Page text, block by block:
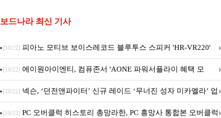
보드나라 최신 기사
[10/22] 피아노 모티브 보이스레코드 블루투스 스피커 'HR-VR220'
출시
[10/22] 에이원아이엔티, 컴퓨존서 'AONE 파워서플라이 혜택 모
음.ZIP' 이벤트 진행
[10/22] 넥슨, ‘던전앤파이터’ 신규 레이드 ‘무너진 성자 미카엘라’ 업
데이트!
[10/22] PC 오버클럭 히스토리 총망라한, PC 흥망사 통합본 오버클럭